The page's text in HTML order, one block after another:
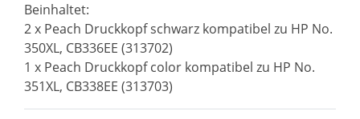
Beinhaltet:
2 x Peach Druckkopf schwarz kompatibel zu HP No.
350XL, CB336EE (313702)
1 x Peach Druckkopf color kompatibel zu HP No.
351XL, CB338EE (313703)